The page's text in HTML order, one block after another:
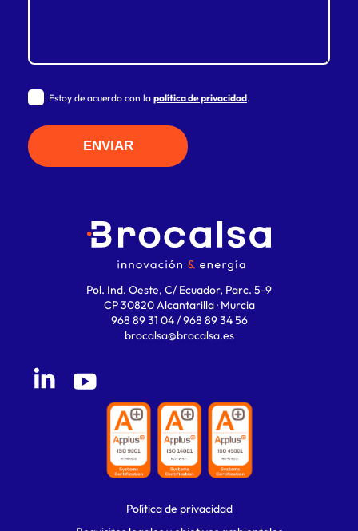
Estoy de acuerdo con la política de privacidad.
Pol. Ind. Oeste, C/ Ecuador, Parc. 5-9
CP 30820 Alcantarilla · Murcia
968 89 31 04 / 968 89 34 56
brocalsa@brocalsa.es
Política de privacidad